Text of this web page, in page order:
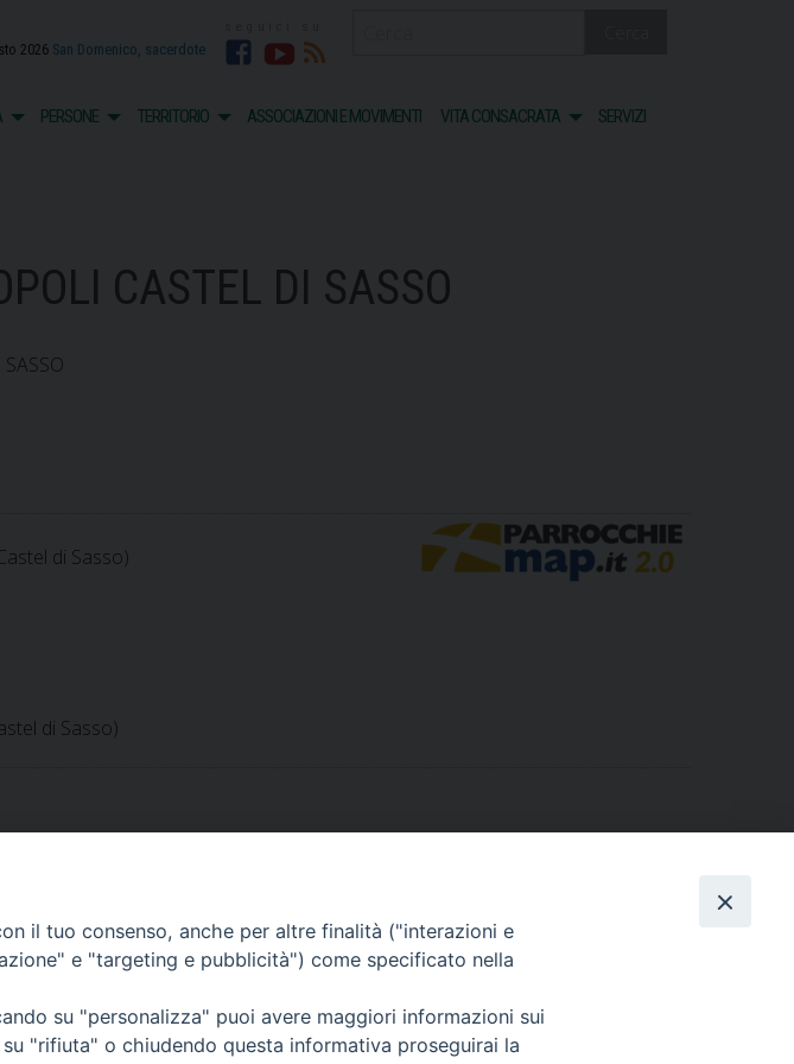
2026 San Domenico, sacerdote Facebook
Youtube
RSS
PERSONE TERRITORIO ASSOCIAZIONI E MOVIMENTI VITA CONSACRATA SERVIZI
CASTEL DI SASSO
di Sasso)
di Sasso)
il tuo consenso, anche per altre finalità ("interazioni e
e "targeting e pubblicità") come specificato nella
su "personalizza" puoi avere maggiori informazioni sui
"rifiuta" o chiudendo questa informativa proseguirai la